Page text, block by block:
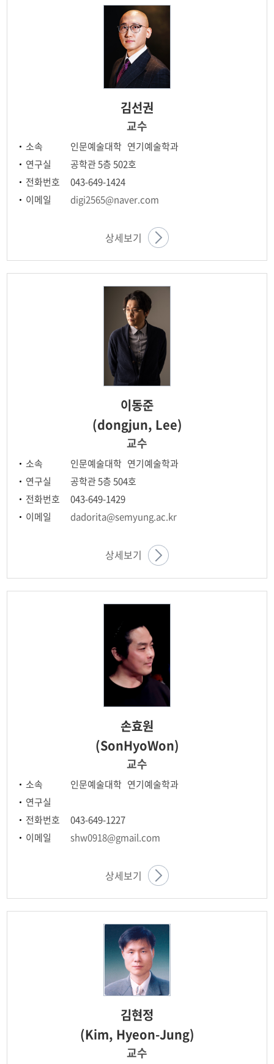
김선권
교수
소속
인문예술대학 연기예술학과
연구실
공학관 5층 502호
전화번호
043-649-1424
이메일
digi2565@naver.com
상세보기
이동준
(dongjun, Lee)
교수
소속
인문예술대학 연기예술학과
연구실
공학관 5층 504호
전화번호
043-649-1429
이메일
dadorita@semyung.ac.kr
상세보기
손효원
(SonHyoWon)
교수
소속
인문예술대학 연기예술학과
연구실
전화번호
043-649-1227
이메일
shw0918@gmail.com
상세보기
김현정
(Kim, Hyeon-Jung)
교수